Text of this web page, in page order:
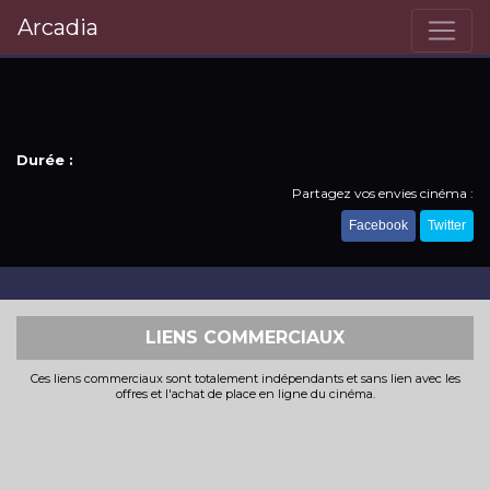
Arcadia
Durée :
Partagez vos envies cinéma :
Facebook Twitter
LIENS COMMERCIAUX
Ces liens commerciaux sont totalement indépendants et sans lien avec les
offres et l'achat de place en ligne du cinéma.